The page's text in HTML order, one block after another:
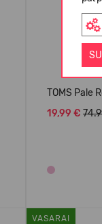
TOMS Pale
19,99 €
VASARAI